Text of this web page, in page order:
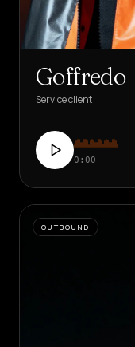
Goffredo
Service client
0:00
OUTBOUND